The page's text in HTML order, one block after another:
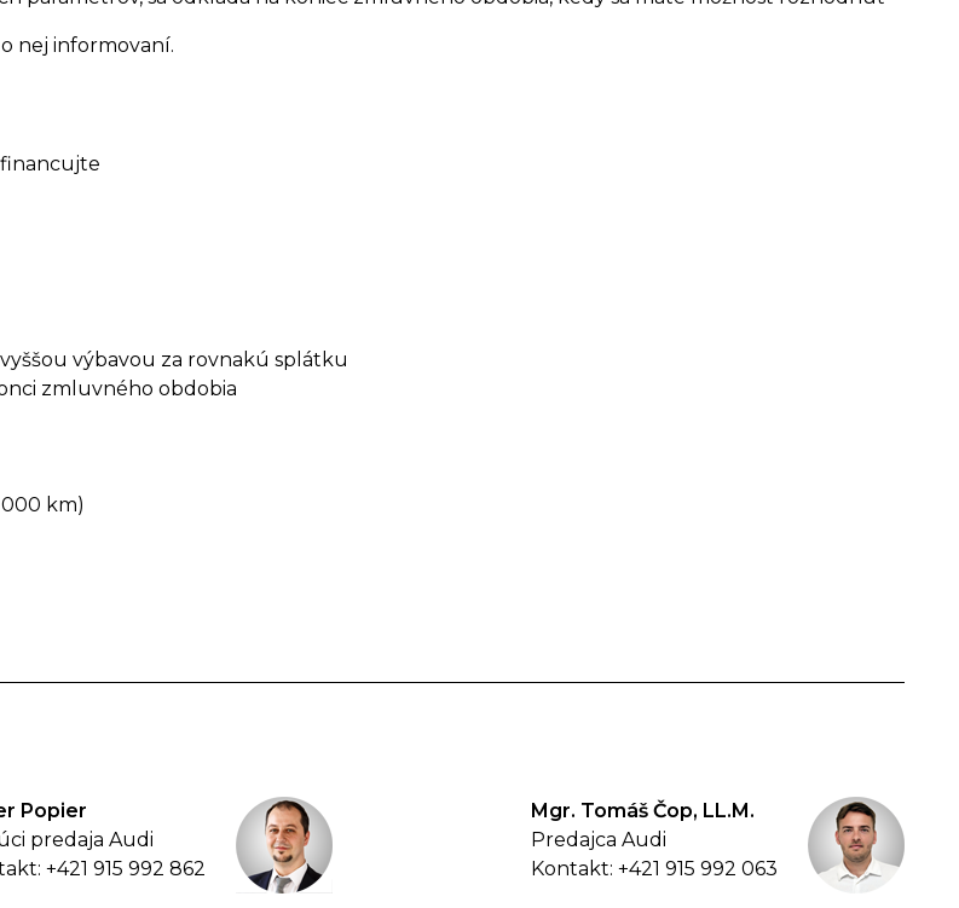
nej informovaní.
výbavou za rovnakú splátku
zmluvného obdobia
km)
Popier
predaja Audi
+421 915 992 862
Mgr. Tomáš Čop, LL.M.
Predajca Audi
Kontakt: +421 915 992 063